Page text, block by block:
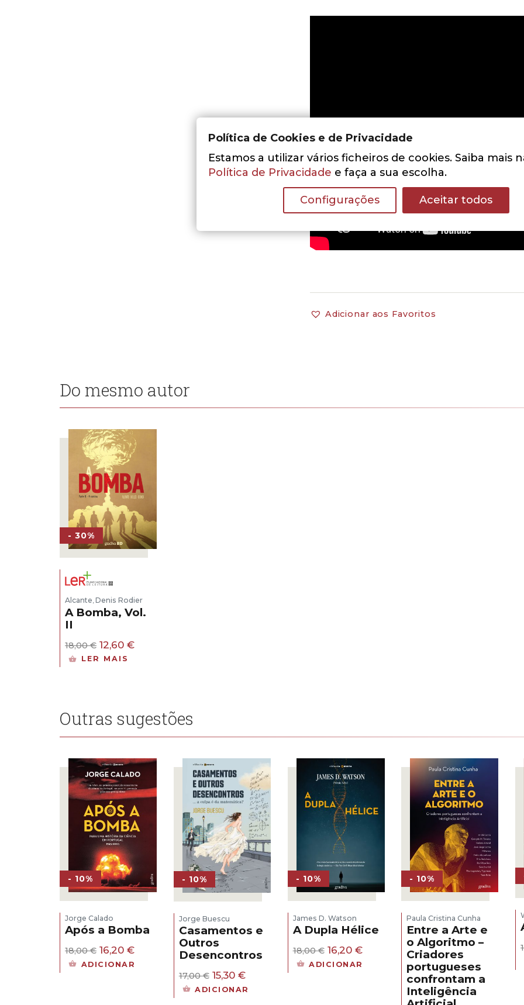
Adicionar aos Favoritos
Do mesmo autor
- 30%
Alcante,Denis Rodier
A Bomba, Vol.
II
18,00€ O
preço
12,60 €O
LER MAIS
Outras sugestões
- 10%
Jorge Calado
Após a Bomba
18,00€ O
preço
16,20 €O
ADICIONAR
- 10%
Jorge Buescu
Casamentos e
Outros
Desencontros
17,00€ O
preço
15,30 €O
preço
ADICIONAR
- 10%
James D. Watson
A Dupla Hélice
18,00€ O
preço
16,20 €O
ADICIONAR
- 10%
Paula Cristina Cunha
Entre a Arte e
o Algoritmo –
Criadores
portugueses
confrontam a
Inteligência
Política de Cookies e de Privacidade
Estamos a utilizar vários ficheiros de cookies. Saiba mais
Política de Privacidade e faça a sua escolha.
Configurações Aceitar todos